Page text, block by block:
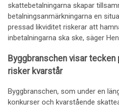
skattebetalningarna skapar
betalningsanmärkningarna en
pressad likviditet riskerar att
inbetalningarna ska ske, säger
Byggbranschen visar tecken
risker kvarstår
Byggbranschen, som under en
konkurser och kvarstående